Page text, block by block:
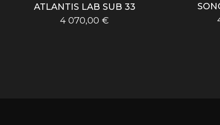
ATLANTIS LAB SUB 33
4 070,00€